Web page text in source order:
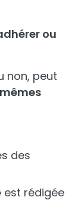
ou
non, peut
des
est rédigée